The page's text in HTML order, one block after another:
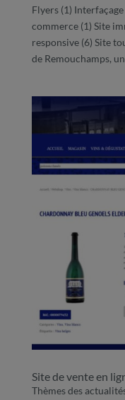
Flyers (1)
commerce (1) Site
responsive (6) Site
de Remouchamps,
Site de vente en
Thèmes des